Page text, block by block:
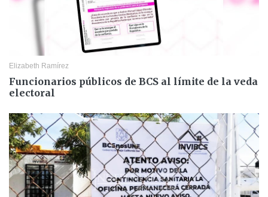
Elizabeth Ramírez
Funcionarios públicos de BCS al límite de la veda
electoral